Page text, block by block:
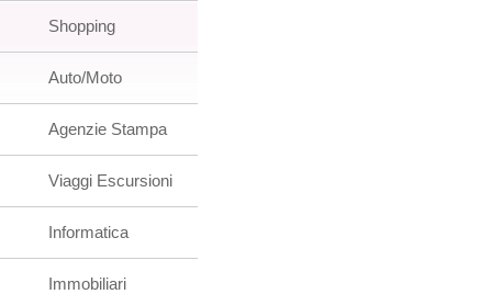
Shopping
Auto/Moto
Agenzie Stampa
Viaggi Escursioni
Informatica
Immobiliari